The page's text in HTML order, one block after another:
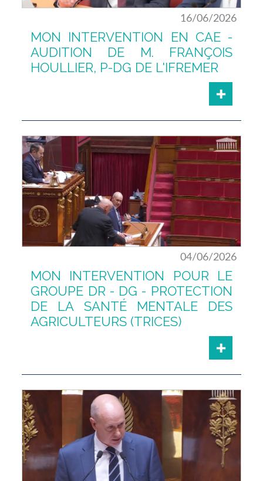
16/06/2026
MON INTERVENTION EN CAE -
AUDITION DE M. FRANÇOIS
HOULLIER, P-DG DE L'IFREMER
04/06/2026
MON INTERVENTION POUR LE
GROUPE DR - DG - PROTECTION
DE LA SANTÉ MENTALE DES
AGRICULTEURS (TRICES)